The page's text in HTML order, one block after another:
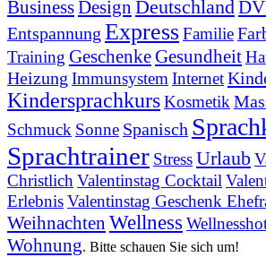
BusinessDesign Deutschland
Entspannung ExpressFamilie
Training GeschenkeGesundheit
Heizung Immunsystem Internet
KindersprachkursKosmetik
Schmuck Sonne Spanisch
Sprachtrainer StressUrlaub
Christlich Valentinstag Cocktail
ErlebnisValentinstag Geschenk
Weihnachten Wellness
Wohnung. Bitte schauen Sie sich um!